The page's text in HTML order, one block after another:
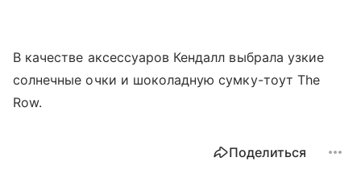
В качестве аксессуаров Кендалл выбрала узкие
солнечные очки и шоколадную сумку-тоут The
Row.
Поделиться